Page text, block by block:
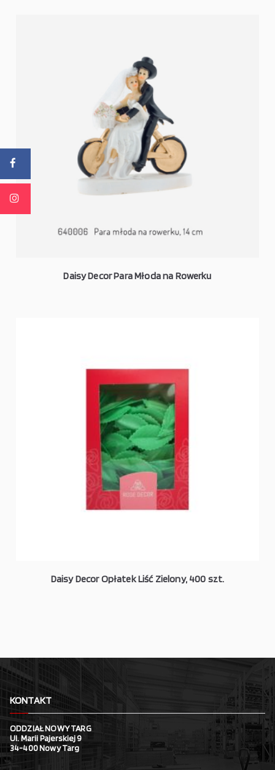
Daisy Decor Para Młoda na Rowerku
Daisy Decor Opłatek Liść Zielony, 400 szt.
KONTAKT
ODDZIAŁ NOWY TARG
Ul. Marii Pajerskiej 9
34-400 Nowy Targ